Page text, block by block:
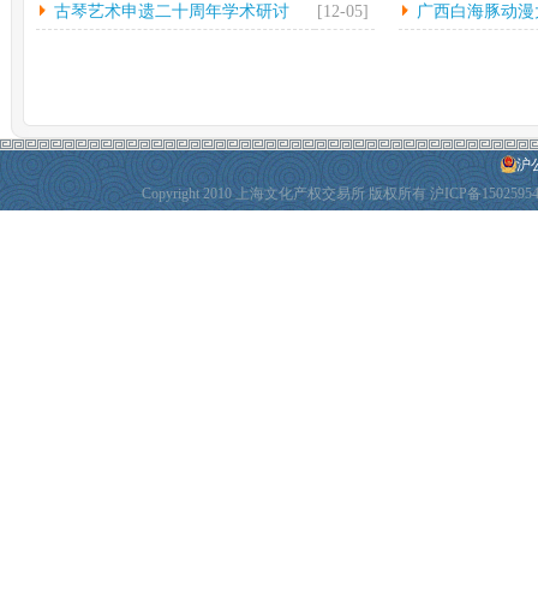
古琴艺术申遗二十周年学术研讨
[12-05]
广西白海豚动
沪
Copyright 2010 上海文化产权交易所 版权所有沪ICP备